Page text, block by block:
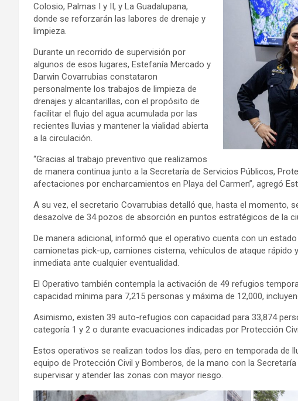
Colosio, Palmas I y II, y La Guadalupana,
donde se reforzarán las labores de drenaje y
limpieza.
Durante un recorrido de supervisión por
algunos de esos lugares, Estefanía Mercado y
Darwin Covarrubias constataron
personalmente los trabajos de limpieza de
drenajes y alcantarillas, con el propósito de
facilitar el flujo del agua acumulada por las
recientes lluvias y mantener la vialidad abierta
a la circulación.
“Gracias al trabajo preventivo que realizamos
de manera continua junto a la Secretaría de Servicios Públicos,
afectaciones por encharcamientos en Playa del Carmen”, agregó
A su vez, el secretario Covarrubias detalló que, hasta el momento,
desazolve de 34 pozos de absorción en puntos estratégicos de la
De manera adicional, informó que el operativo cuenta con un
camionetas pick-up, camiones cisterna, vehículos de ataque rápido
inmediata ante cualquier eventualidad.
El Operativo también contempla la activación de 49 refugios
capacidad mínima para 7,215 personas y máxima de 12,000,
Asimismo, existen 39 auto-refugios con capacidad para 33,874
categoría 1 y 2 o durante evacuaciones indicadas por Protección
Estos operativos se realizan todos los días, pero en temporada de
equipo de Protección Civil y Bomberos, de la mano con la
supervisar y atender las zonas con mayor riesgo.